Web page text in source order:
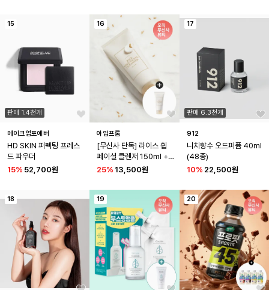
15
판매 1.4천개
메이크업포에버
HD SKIN 퍼펙팅 프레스
드 파우더
15% 52,700원
16
아임프롬
[무신사 단독] 라이스 휩
페이셜 클렌저 150ml +
라이스 클렌저 30ml 증정
25% 13,500원
17
판매 6.3천개
912
니치향수 오드퍼퓸 40ml
(48종)
10% 22,500원
18 19 20